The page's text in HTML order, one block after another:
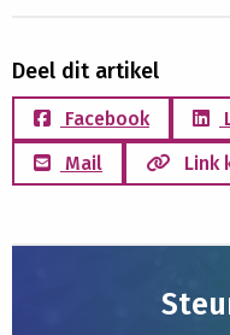
Deel dit artikel
Facebook
Mail
Link